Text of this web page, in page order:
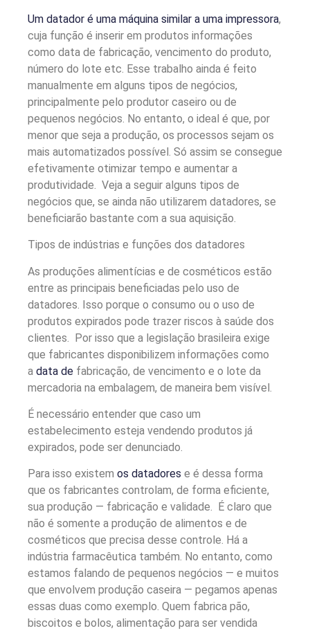
Um datador é uma máquina similar a uma impressora,
cuja função é inserir em produtos informações
como data de fabricação, vencimento do produto,
número do lote etc. Esse trabalho ainda é feito
manualmente em alguns tipos de negócios,
principalmente pelo produtor caseiro ou de
pequenos negócios. No entanto, o ideal é que, por
menor que seja a produção, os processos sejam os
mais automatizados possível. Só assim se consegue
efetivamente otimizar tempo e aumentar a
produtividade. Veja a seguir alguns tipos de
negócios que, se ainda não utilizarem datadores, se
beneficiarão bastante com a sua aquisição.
Tipos de indústrias e funções dos datadores
As produções alimentícias e de cosméticos estão
entre as principais beneficiadas pelo uso de
datadores. Isso porque o consumo ou o uso de
produtos expirados pode trazer riscos à saúde dos
clientes. Por isso que a legislação brasileira exige
que fabricantes disponibilizem informações como
a data de fabricação, de vencimento e o lote da
mercadoria na embalagem, de maneira bem visível.
É necessário entender que caso um
estabelecimento esteja vendendo produtos já
expirados, pode ser denunciado.
Para isso existem os datadores e é dessa forma
que os fabricantes controlam, de forma eficiente,
sua produção — fabricação e validade. É claro que
não é somente a produção de alimentos e de
cosméticos que precisa desse controle. Há a
indústria farmacêutica também. No entanto, como
estamos falando de pequenos negócios — e muitos
que envolvem produção caseira — pegamos apenas
essas duas como exemplo. Quem fabrica pão,
biscoitos e bolos, alimentação para ser vendida